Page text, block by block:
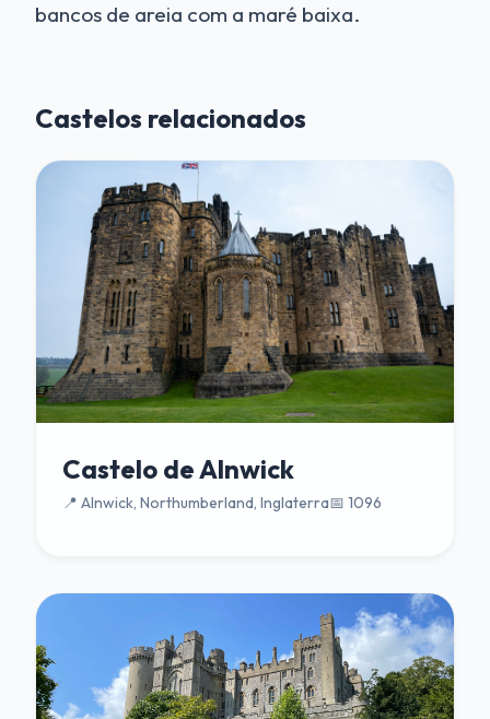
bancos de areia com a maré baixa.
Castelos relacionados
Castelo de Alnwick
📍 Alnwick, Northumberland, Inglaterra📅 1096